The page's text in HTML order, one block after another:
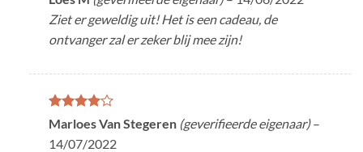
5uit 5
Ziet er geweldig uit! Het is een cadeau, de
ontvanger zal er zeker blij mee zijn!
Gewaardeerd
4 uit 5
Marloes Van Stegeren (geverifieerde eigenaar) –
14/07/2022